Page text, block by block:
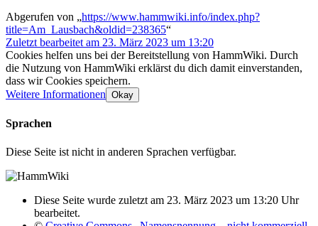
Abgerufen von „https://www.hammwiki.info/index.php?
title=Am_Lausbach&oldid=238365“
Zuletzt bearbeitet am 23. März 2023 um 13:20
Cookies helfen uns bei der Bereitstellung von HammWiki. Durch
die Nutzung von HammWiki erklärst du dich damit einverstanden,
dass wir Cookies speichern.
Weitere Informationen Okay
Sprachen
Diese Seite ist nicht in anderen Sprachen verfügbar.
Diese Seite wurde zuletzt am 23. März 2023 um 13:20 Uhr
bearbeitet.